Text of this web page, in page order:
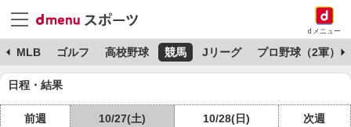
dメニュー
MLB ゴルフ 高校野球 競馬 Jリーグ プロ野球（2軍）
日程・結果
前週 10/27(土) 10/28(日) 次週